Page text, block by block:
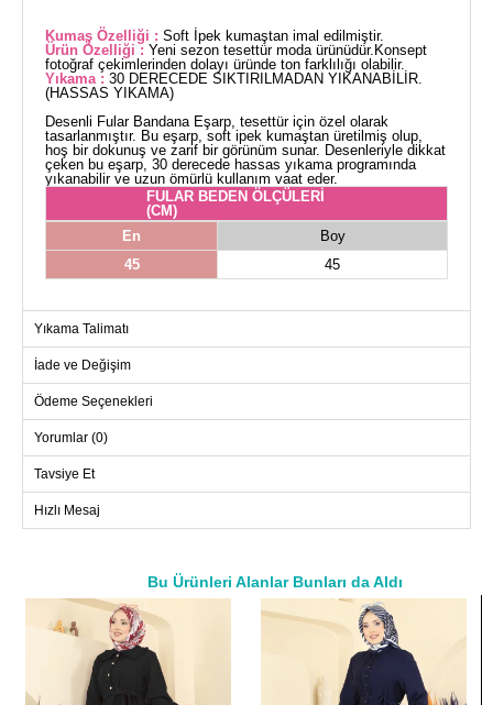
Kumaş Özelliği : Soft İpek kumaştan imal edilmiştir.
Ürün Özelliği : Yeni sezon tesettür moda ürünüdür.Konsept
fotoğraf çekimlerinden dolayı üründe ton farklılığı olabilir.
Yıkama : 30 DERECEDE SIKTIRILMADAN YIKANABİLİR.
(HASSAS YIKAMA)
Desenli Fular Bandana Eşarp, tesettür için özel olarak
tasarlanmıştır. Bu eşarp, soft ipek kumaştan üretilmiş olup,
hoş bir dokunuş ve zarif bir görünüm sunar. Desenleriyle dikkat
çeken bu eşarp, 30 derecede hassas yıkama programında
yıkanabilir ve uzun ömürlü kullanım vaat eder.
FULAR BEDEN ÖLÇÜLERİ
(CM)
En
Boy
45
45
Yıkama Talimatı
İade ve Değişim
Ödeme Seçenekleri
Yorumlar (0)
Tavsiye Et
Hızlı Mesaj
Bu Ürünleri Alanlar Bunları da Aldı
a>